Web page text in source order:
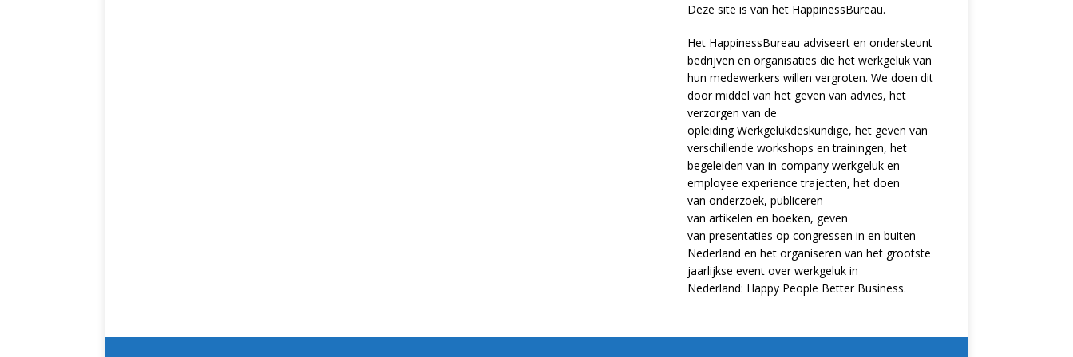
Deze site is van het HappinessBureau.
Het HappinessBureau adviseert en ondersteunt
bedrijven en organisaties die het werkgeluk van
hun medewerkers willen vergroten. We doen dit
door middel van het geven van advies, het
verzorgen van de
opleidingWerkgelukdeskundige, het geven van
verschillende workshops en trainingen, het
begeleiden van in-company werkgeluk en
employee experiencetrajecten, het doen
van onderzoek, publiceren
van artikelen en boeken, geven
van presentaties op congressen in en buiten
Nederland en het organiseren van het grootste
jaarlijkse event over werkgeluk in
Nederland: Happy People Better Business.